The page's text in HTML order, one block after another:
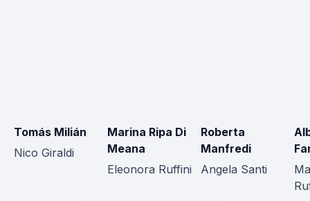
Tomás Milián
Nico Giraldi
Marina Ripa Di
Meana
Eleonora Ruffini
Roberta
Manfredi
Angela Santi